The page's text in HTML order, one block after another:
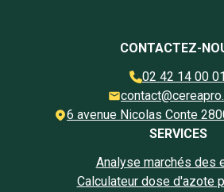
CONTACTEZ-
02 42 14 00 01
6 avenue Nicolas Conte
SERVICES
Analyse marchés des
Calculateur dose d'azote